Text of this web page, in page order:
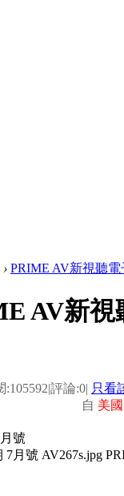
› PRIME AV新視聽
AV新視
:105592|評論:0| 只看
自 美國
號